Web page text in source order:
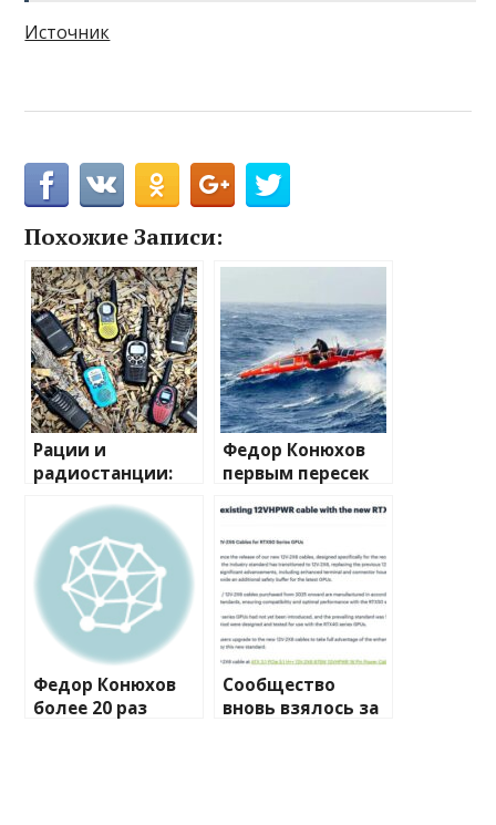
Источник
Похожие Записи:
Рации и
радиостанции:
путеводитель по
миру
беспроводной
связи
Федор Конюхов
первым пересек
Атлантику на
весельной лодке
Федор Конюхов
более 20 раз
Сообщество
вновь взялось за